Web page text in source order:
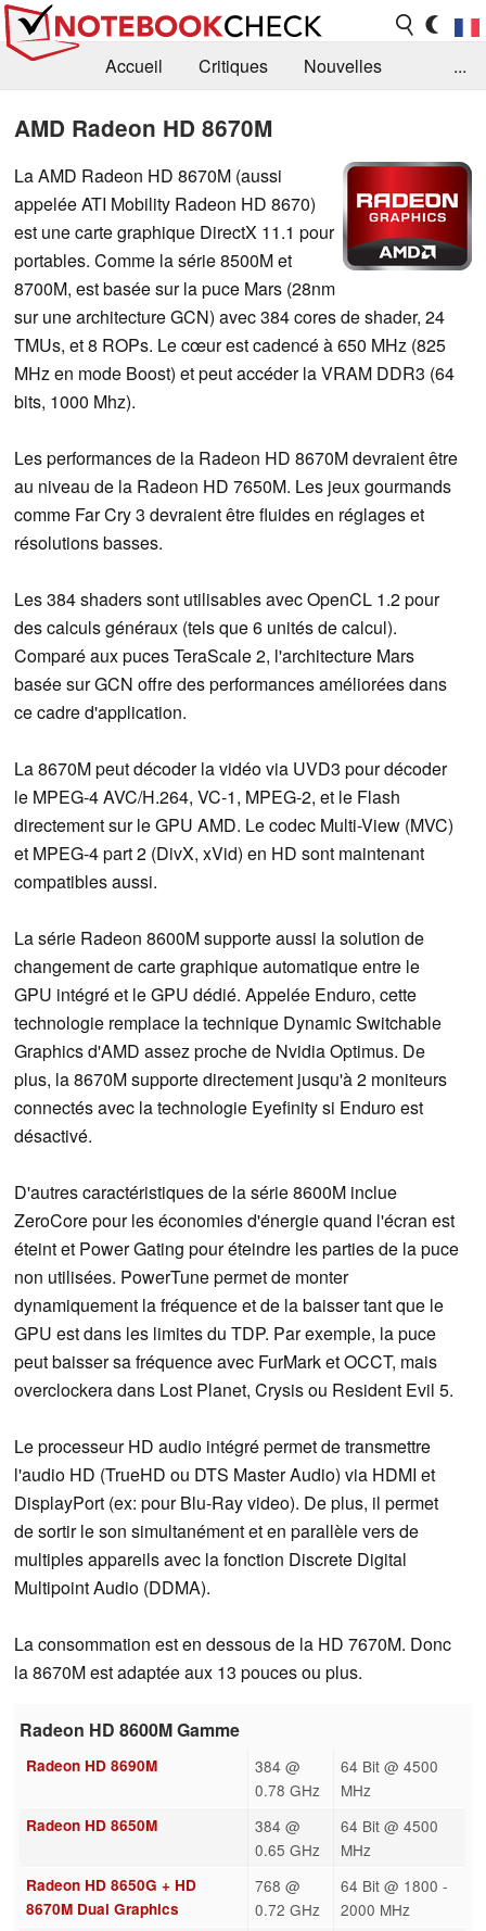
Accueil Critiques
Nouvelles
...
AMD Radeon HD 8670M
La AMD Radeon HD 8670M (aussi
appelée ATI Mobility Radeon HD 8670)
est une carte graphique DirectX 11.1 pour
portables. Comme la série 8500M et
8700M, est basée sur la puce Mars (28nm
sur une architecture GCN) avec 384 cores de shader, 24
TMUs, et 8 ROPs. Le cœur est cadencé à 650 MHz (825
MHz en mode Boost) et peut accéder la VRAM DDR3 (64
bits, 1000 Mhz).
Les performances de la Radeon HD 8670M devraient être
au niveau de la Radeon HD 7650M. Les jeux gourmands
comme Far Cry 3 devraient être fluides en réglages et
résolutions basses.
Les 384 shaders sont utilisables avec OpenCL 1.2 pour
des calculs généraux (tels que 6 unités de calcul).
Comparé aux puces TeraScale 2, l'architecture Mars
basée sur GCN offre des performances améliorées dans
ce cadre d'application.
La 8670M peut décoder la vidéo via UVD3 pour décoder
le MPEG-4 AVC/H.264, VC-1, MPEG-2, et le Flash
directement sur le GPU AMD. Le codec Multi-View (MVC)
et MPEG-4 part 2 (DivX, xVid) en HD sont maintenant
compatibles aussi.
La série Radeon 8600M supporte aussi la solution de
changement de carte graphique automatique entre le
GPU intégré et le GPU dédié. Appelée Enduro, cette
technologie remplace la technique Dynamic Switchable
Graphics d'AMD assez proche de Nvidia Optimus. De
plus, la 8670M supporte directement jusqu'à 2 moniteurs
connectés avec la technologie Eyefinity si Enduro est
désactivé.
D'autres caractéristiques de la série 8600M inclue
ZeroCore pour les économies d'énergie quand l'écran est
éteint et Power Gating pour éteindre les parties de la puce
non utilisées. PowerTune permet de monter
dynamiquement la fréquence et de la baisser tant que le
GPU est dans les limites du TDP. Par exemple, la puce
peut baisser sa fréquence avec FurMark et OCCT, mais
overclockera dans Lost Planet, Crysis ou Resident Evil 5.
Le processeur HD audio intégré permet de transmettre
l'audio HD (TrueHD ou DTS Master Audio) via HDMI et
DisplayPort (ex: pour Blu-Ray video). De plus, il permet
de sortir le son simultanément et en parallèle vers de
multiples appareils avec la fonction Discrete Digital
Multipoint Audio (DDMA).
La consommation est en dessous de la HD 7670M. Donc
la 8670M est adaptée aux 13 pouces ou plus.
Radeon HD 8600M Gamme
Radeon HD 8690M
384 @
0.78 GHz
64 Bit @ 4500
MHz
Radeon HD 8650M
384 @
0.65 GHz
64 Bit @ 4500
MHz
Radeon HD 8650G + HD
8670M Dual Graphics
768 @
0.72 GHz
64 Bit @ 1800 -
2000 MHz